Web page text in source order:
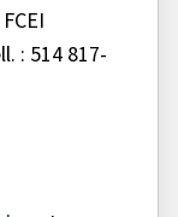
: 514 817-